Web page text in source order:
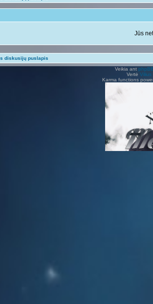
Jūs
diskusijų puslapis
Veikia ant
Vertė Vilius
Karma functions